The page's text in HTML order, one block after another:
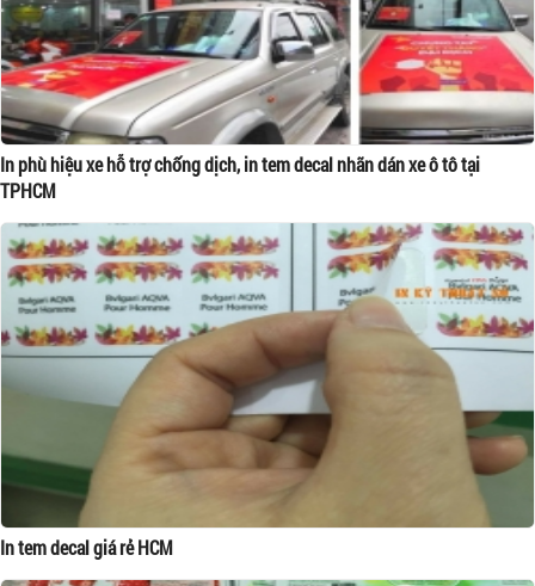
In phù hiệu xe hỗ trợ chống dịch, in tem decal nhãn dán xe ô tô tại
TPHCM
In tem decal giá rẻ HCM